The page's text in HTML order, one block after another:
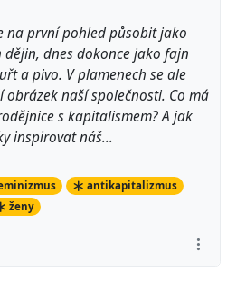
na první pohled působit jako
dnes dokonce jako fajn
a pivo. V plamenech se ale
obrázek naší společnosti. Co má
s kapitalismem? A jak
inspirovat náš...
antikapitalizmus
ženy